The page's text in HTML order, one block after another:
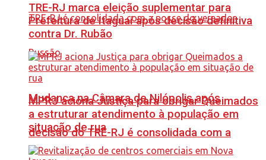
Mudança na Câmara de Nilópolis após
decisão do TRE-RJ é consolidada com a
TRE-RJ marca eleição suplementar para
Prefeitura de Itaguaí após decisão definitiva
contra Dr. Rubão
MPRJ aciona Justiça para obrigar Queimados
a estruturar atendimento à população em
situação de rua